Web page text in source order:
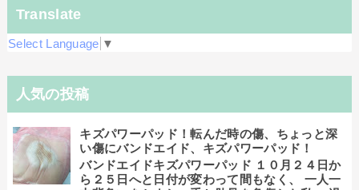
Translate
Select Language ▼
人気の投稿
キズパワーパッド！転んだ時の傷、ちょっと深
い傷にバンドエイド、キズパワーパッド！
バンドエイドキズパワーパッド １０月２４日か
ら２５日へと日付が変わって間もなく、 一人一